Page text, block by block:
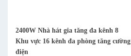
2400W Nhà hát gia tăng đa kênh 8
Khu vực 16 kênh đa phòng tăng cường
điện